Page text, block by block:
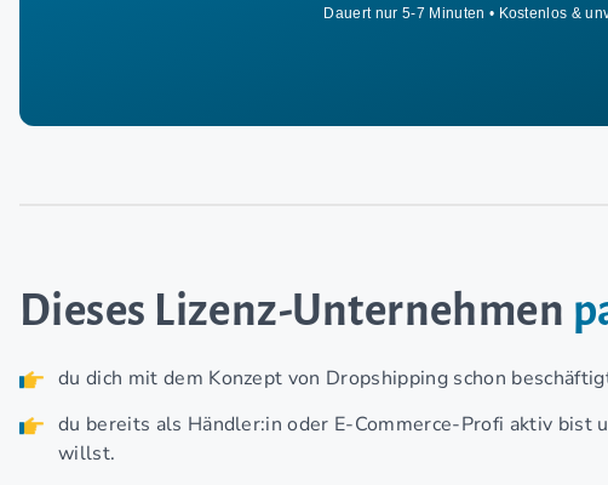
Dauert nur 5-7 Minuten • Kostenlos &
Dieses Lizenz-Unternehmen
du dich mit dem Konzept von Dropshipping schon
du bereits als Händler:in oder E-Commerce-Profi aktiv bist
willst.